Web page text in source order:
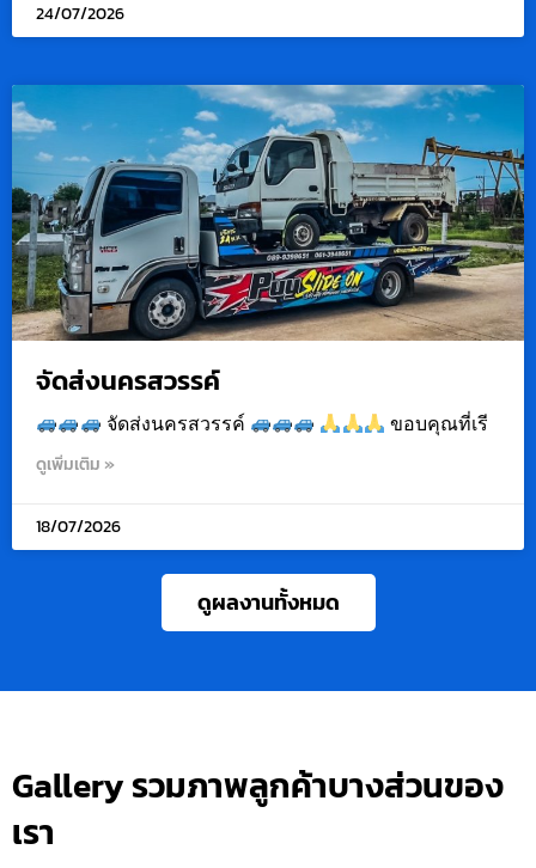
24/07/2026
จัดส่งนครสวรรค์
จัดส่งนครสวรรค์ ขอบคุณที่เรี
ดูเพิ่มเติม »
18/07/2026
ดูผลงานทั้งหมด
Gallery รวมภาพลูกค้าบางส่วนของ
เรา